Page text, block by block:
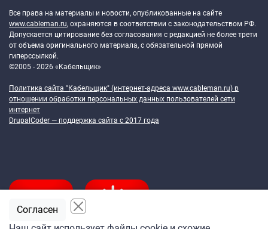
Все права на материалы и новости, опубликованные на сайте
www.cableman.ru, охраняются в соответствии с законодательством РФ.
Допускается цитирование без согласования с редакцией не более трети
от объема оригинального материала, с обязательной прямой
гиперссылкой.
©2005 - 2026 «Кабельщик»
Политика сайта "Кабельщик" (интернет-адреса www.cableman.ru) в
отношении обработки персональных данных пользователей сети
интернет
DrupalCoder — поддержка сайта c 2017 года
Согласен